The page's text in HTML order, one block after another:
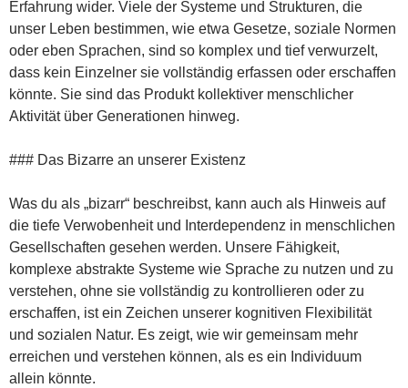
Erfahrung wider. Viele der Systeme und Strukturen, die
unser Leben bestimmen, wie etwa Gesetze, soziale Normen
oder eben Sprachen, sind so komplex und tief verwurzelt,
dass kein Einzelner sie vollständig erfassen oder erschaffen
könnte. Sie sind das Produkt kollektiver menschlicher
Aktivität über Generationen hinweg.
### Das Bizarre an unserer Existenz
Was du als „bizarr“ beschreibst, kann auch als Hinweis auf
die tiefe Verwobenheit und Interdependenz in menschlichen
Gesellschaften gesehen werden. Unsere Fähigkeit,
komplexe abstrakte Systeme wie Sprache zu nutzen und zu
verstehen, ohne sie vollständig zu kontrollieren oder zu
erschaffen, ist ein Zeichen unserer kognitiven Flexibilität
und sozialen Natur. Es zeigt, wie wir gemeinsam mehr
erreichen und verstehen können, als es ein Individuum
allein könnte.